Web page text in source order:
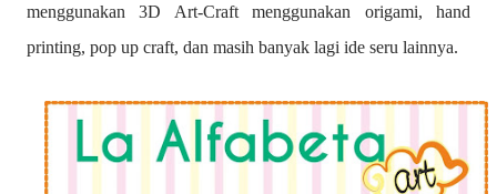
menggunakan 3D Art-Craft menggunakan origami, hand
printing, pop up craft, dan masih banyak lagi ide seru lainnya.